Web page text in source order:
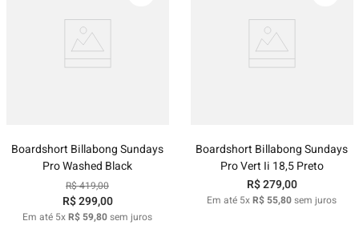
Boardshort Billabong Sundays
Pro Washed Black
R$419,00
R$299,00
Em até 5xR$ 59,80sem juros
Boardshort Billabong Sundays
Pro Vert Ii 18,5 Preto
R$279,00
Em até 5xR$ 55,80sem juros